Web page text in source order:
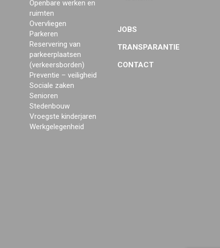
Openbare werken en
ruimten
Overvliegen
Parkeren
Reservering van
parkeerplaatsen
(verkeersborden)
Preventie – veiligheid
Sociale zaken
Senioren
Stedenbouw
Vroegste kinderjaren
Werkgelegenheid
JOBS
TRANSPARANTIE
CONTACT